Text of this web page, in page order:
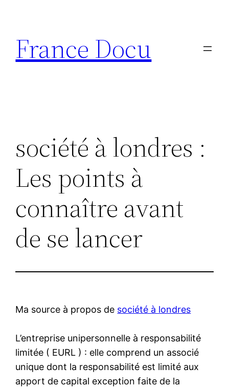
contenu
France Docu
société à londres :
Les points à
connaître avant
de se lancer
Ma source à propos de société à londres
L’entreprise unipersonnelle à responsabilité
limitée ( EURL ) : elle comprend un associé
unique dont la responsabilité est limité aux
apport de capital exception faite de la